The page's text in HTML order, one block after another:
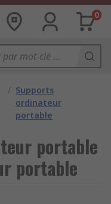
0
/ Supports
ordinateur
portable
portable
portable